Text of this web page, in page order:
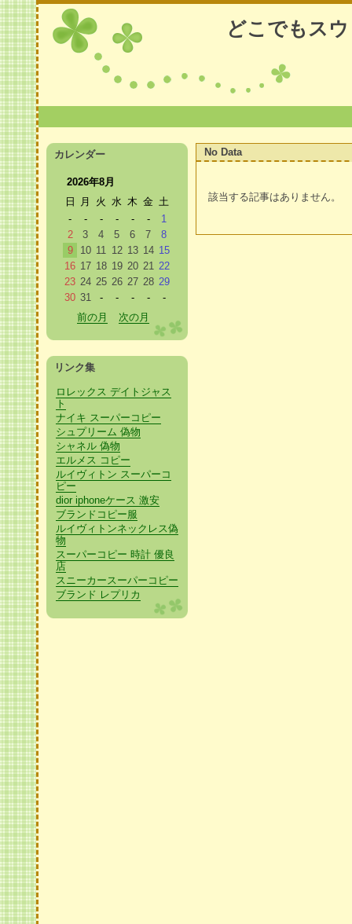
どこでもス
No Data
該当する記事はありません。
前のページ 次のページ
カレンダー
2026年8月
日
月 火 水 木 金 土
-
- - - - -
1
2
3 4 5 6 7
8
9
10 11 12 13 14 15
16 17 18 19 20 21 22
23 24 25 26 27 28 29
30 31 - - - -
-
前の月
次の月
リンク集
ロレックス デイトジャス
ト
ナイキ スーパーコピー
シュプリーム 偽物
シャネル 偽物
エルメス コピー
ルイヴィトン スーパーコ
ピー
dior iphoneケース 激安
ブランドコピー服
ルイヴィトンネックレス偽
物
スーパーコピー 時計 優良
店
スニーカースーパーコピー
ブランド レプリカ